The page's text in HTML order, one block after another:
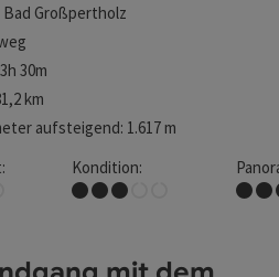
Bad Großpertholz
30m
km
aufsteigend: 1.617 m
Kondition:
Mittel
Einige